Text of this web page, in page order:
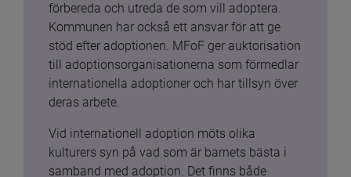
förbereda och utreda de som vill adoptera.
Kommunen har också ett ansvar för att ge
stöd efter adoptionen. MFoF ger auktorisation
till adoptionsorganisationerna som förmedlar
internationella adoptioner och har tillsyn över
deras arbete.
Vid internationell adoption möts olika
kulturers syn på vad som är barnets bästa i
samband med adoption. Det finns både